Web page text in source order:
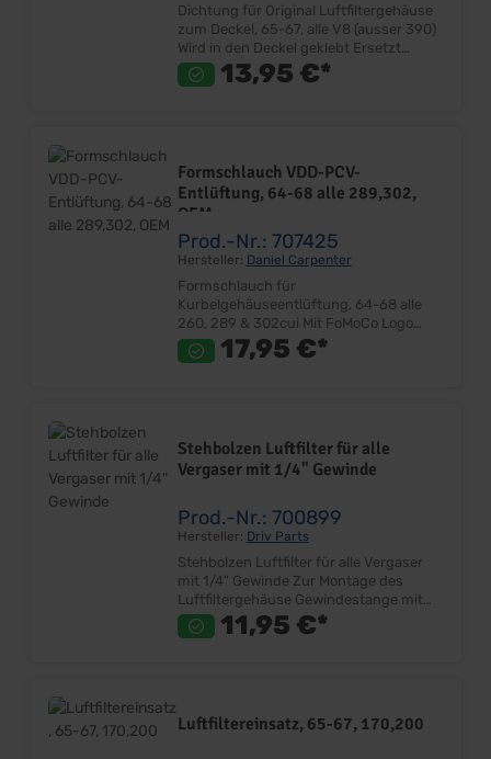
Dichtung für Original Luftfiltergehäuse
zum Deckel, 65-67, alle V8 (ausser 390)
Wird in den Deckel geklebt Ersetzt
Originalteil Lieferumfang: Stück Preis:13,95 €*
Formschlauch VDD-PCV-
Entlüftung, 64-68 alle 289,302,
OEM
Prod.-Nr.: 707425
Hersteller: Daniel Carpenter
Formschlauch für
Kurbelgehäuseentlüftung, 64-68 alle
260, 289 & 302cui Mit FoMoCo Logo
Rückschlagventil Ventildeckel an
Zwischenplatte Vergaser Passend für
Correct für Bj. 02/66-68 Lieferumfang:
Stück Preis: Pro Stück Einbauort:
Zwischenplatte
17,95 €*
Stehbolzen Luftfilter für alle
Vergaser mit 1/4" Gewinde
Prod.-Nr.: 700899
Hersteller: Driv Parts
Stehbolzen Luftfilter für alle Vergaser
mit 1/4" Gewinde Zur Montage des
Luftfiltergehäuse Gewindestange mit
1/4" (6,35mm) Gesamtlänge 130mm
Passend für die meisten Vergaser
11,95 €*
Luftfiltereinsatz, 65-67, 170,200